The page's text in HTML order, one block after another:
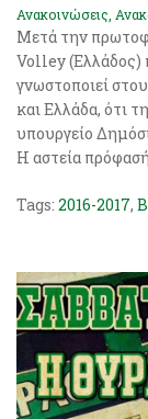
Ανακοινώσεις
Μετά την
Volley (Ελλάδος)
γνωστοποιεί
και Ελλάδα, ότι
υπουργείο
Η αστεία πρόφασή
Tags: 2016-2017,